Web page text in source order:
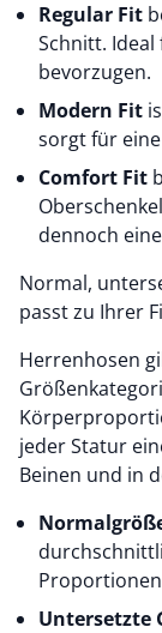
Regular Fit
Schnitt.
bevorzugen.
Modern Fit
sorgt für
Comfort Fit
dennoch
Normal,
passt zu Ihrer
Herrenhosen
jeder Statur
Beinen und in
Proportionen
Untersetzte